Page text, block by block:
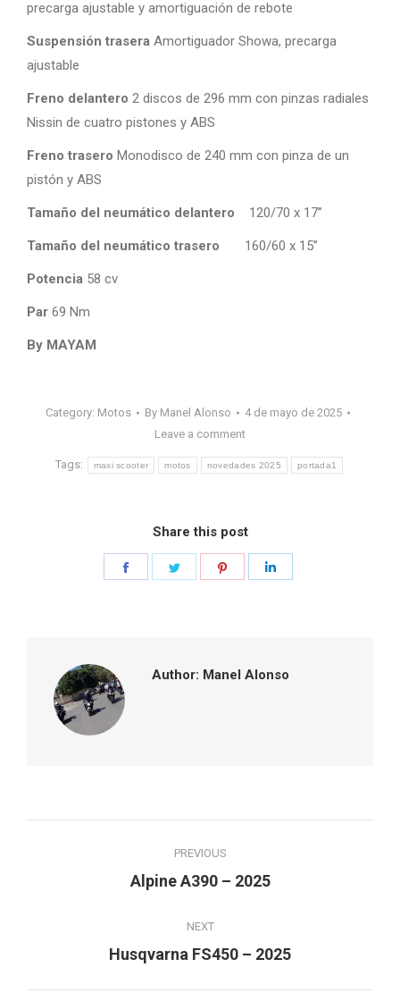
precarga ajustable y amortiguación de rebote
Suspensión trasera Amortiguador Showa, precarga
ajustable
Freno delantero 2 discos de 296 mm con pinzas radiales
Nissin de cuatro pistones y ABS
Freno trasero Monodisco de 240 mm con pinza de un
pistón y ABS
Tamaño del neumático delantero 120/70 x 17”
Tamaño del neumático trasero 160/60 x 15”
Potencia 58 cv
Par 69 Nm
By MAYAM
Category: Motos By Manel Alonso
4 de mayo de 2025
Leave a comment
Tags: maxi scooter motos novedades 2025 portada1
Share this post
Author: Manel Alonso
navigation
PREVIOUS
Previous
Alpine A390 – 2025
NEXT
Next
Husqvarna FS450 – 2025